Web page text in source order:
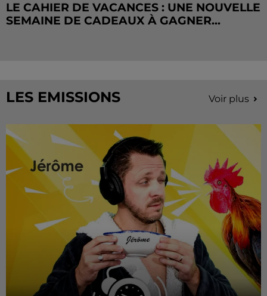
LE CAHIER DE VACANCES : UNE NOUVELLE
SEMAINE DE CADEAUX À GAGNER...
LES EMISSIONS Voir plus